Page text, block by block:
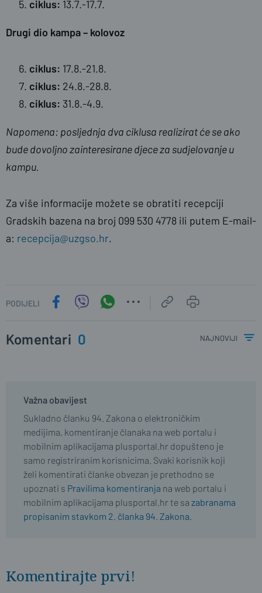
ciklus: 13.7.-17.7.
Drugi dio kampa – kolovoz
ciklus: 17.8.-21.8.
ciklus: 24.8.-28.8.
ciklus: 31.8.-4.9.
Napomena: posljednja dva ciklusa realizirat će se ako
bude dovoljno zainteresirane djece za sudjelovanje u
kampu.
Za više informacije možete se obratiti recepciji
Gradskih bazena na broj 099 530 4778 ili putem E-mail-
a: recepcija@uzgso.hr.
PODIJELI
Komentari 0 najnoviji
Važna obavijest
Sukladno članku 94. Zakona o elektroničkim
medijima, komentiranje članaka na web portalu i
mobilnim aplikacijama plusportal.hr dopušteno je
samo registriranim korisnicima. Svaki korisnik koji
želi komentirati članke obvezan je prethodno se
upoznati s Pravilima komentiranja na web portalu i
mobilnim aplikacijama plusportal.hr te sa zabranama
propisanim stavkom 2. članka 94. Zakona.
Komentirajte prvi!